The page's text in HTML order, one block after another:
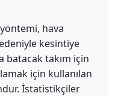
hava
kesintiye
batacak takım için
için kullanılan
İstatistikçiler